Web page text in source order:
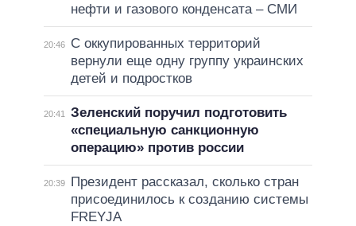
нефти и газового конденсата – СМИ
20:46
С оккупированных территорий
вернули еще одну группу украинских
детей и подростков
20:41
Зеленский поручил подготовить
«специальную санкционную
операцию» против россии
20:39
Президент рассказал, сколько стран
присоединилось к созданию системы
FREYJA